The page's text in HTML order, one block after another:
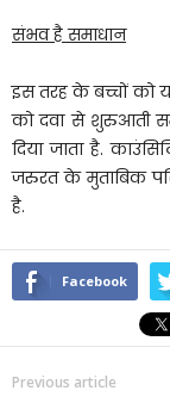
संभव है समाधान
इस तरह के बच्चों को
को दवा से शुरुआती
दिया जाता है.
जरुरत के मुताबिक
है.
Facebook
Previous article